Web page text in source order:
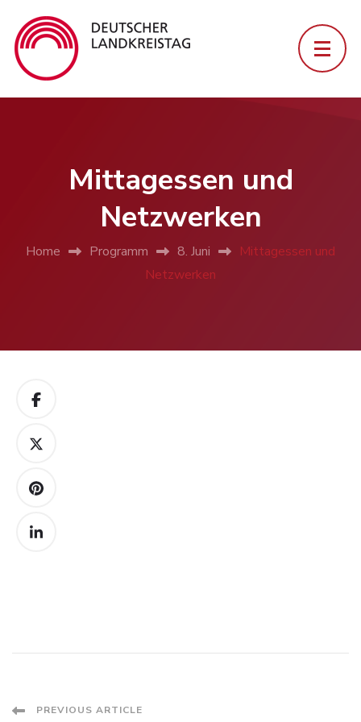
Mittagessen und
Netzwerken
Home Programm 8. Juni
Mittagessen und
Netzwerken
PREVIOUS ARTICLE